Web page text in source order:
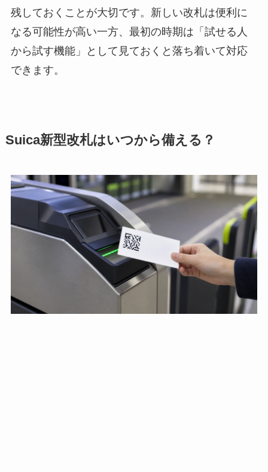
残しておくことが大切です。新しい改札は便利に
なる可能性が高い一方、最初の時期は「試せる人
から試す機能」として見ておくと落ち着いて対応
できます。
Suica新型改札はいつから備える？